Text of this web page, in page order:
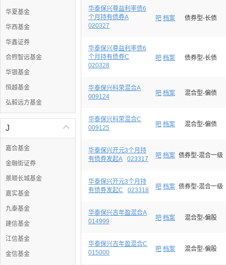
华夏基金
华西基金
华鑫证券
合煦智远基金
华银基金
恒越基金
弘毅远方基金

J
嘉合基金
金融街证券
景顺长城基金
嘉实基金
九泰基金
建信基金
江信基金
金信基金
华泰保兴尊益利率债6
个月持有债券A
020327
吧 档案 债券型-长债
华泰保兴尊益利率债6
个月持有债券C
020328
吧 档案 债券型-长债
华泰保兴科荣混合A
009124
吧 档案 混合型-偏债
华泰保兴科荣混合C
009125
吧 档案 混合型-偏债
华泰保兴开元3个月持
有债券发起A
023317 吧 档案 债券型-混合一级
华泰保兴开元3个月持
有债券发起C
023318 吧 档案 债券型-混合一级
华泰保兴吉年盈混合A
014999
吧 档案 混合型-偏股
华泰保兴吉年盈混合C
015000
吧 档案 混合型-偏股